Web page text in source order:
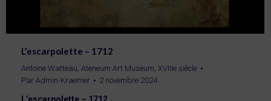
L’escarpolette – 1712
Antoine Watteau, Ateneum Art Museum, XVIIIe siècle
Par Admin-Kraemer 2 novembre 2024